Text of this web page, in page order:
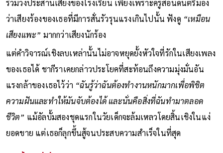
ร่วมวงประสานเสียงของโรงเรียน เพียงเพราะครูสอนดนตรีมอง
ว่าเสียงร้องของเธอที่มีการสั่นรัวรุนแรงเกินไปนั้น ฟังดู
เสียงแพะ”
มากกว่าเสียงนักร้อง
แต่คำวิจารณ์เชิงลบเหล่านั้นไม่อาจหยุดยั้งหัวใจที่รักในเสียงเพลง
ของเธอได้ ชากีราเคยกล่าวประโยคที่สะท้อนถึงความมุ่งมั่นอัน
แรงกล้าของเธอไว้ว่า“ฉันรู้ว่าฉันต้องทำงานหนักมากเพื่อพิชิต
ความฝันและทำให้มันจับต้องได้ และนั่นคือสิ่งที่ฉันทำมาตลอด
ชีวิต”แม้อัลบั้มสองชุดแรกในวัยเด็กจะล้มเหลวโดยสิ้นเชิงในแง่